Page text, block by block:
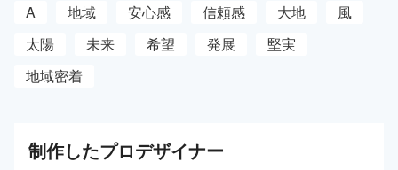
A 地域 安心感 信頼感 大地
風
太陽
未来 希望 発展
堅実
地域密着
制作したプロデザイナー